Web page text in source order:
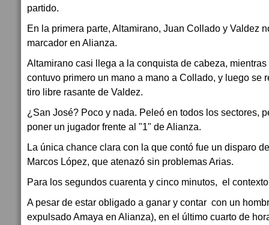
partido.
En la primera parte, Altamirano, Juan Collado y Valdez
marcador en Alianza.
Altamirano casi llega a la conquista de cabeza,
contuvo primero un mano a mano a Collado, y luego se
tiro libre rasante de Valdez.
¿San José? Poco y nada. Peleó en todos los sectores,
poner un jugador frente al "1" de Alianza.
La única chance clara con la que contó fue un disparo
Marcos López, que atenazó sin problemas Arias.
Para los segundos cuarenta y cinco minutos, el
A pesar de estar obligado a ganar y contar con un
expulsado Amaya en Alianza), en el último cuarto de